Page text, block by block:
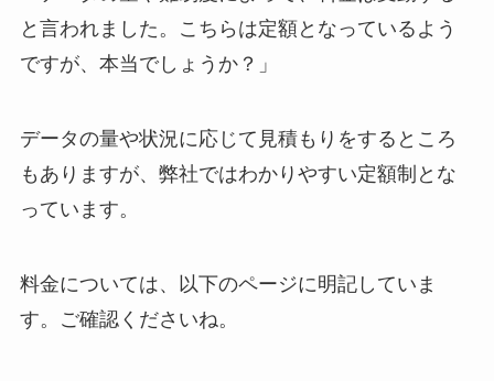
と言われました。こちらは定額となっているよう
ですが、本当でしょうか？」
データの量や状況に応じて見積もりをするところ
もありますが、弊社ではわかりやすい定額制とな
っています。
料金については、以下のページに明記していま
す。ご確認くださいね。